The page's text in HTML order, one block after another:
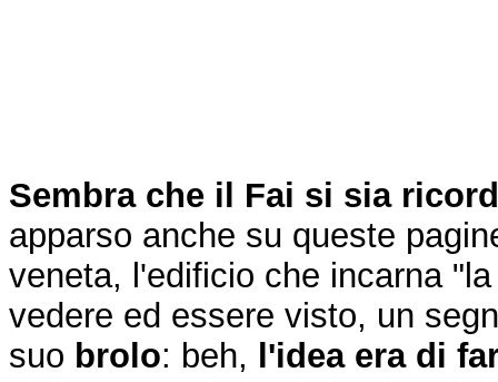
Sembra che il Fai si sia
apparso anche su queste
veneta, l'edificio che incarna
vedere ed essere visto, un
suo brolo: beh,
l'idea era di